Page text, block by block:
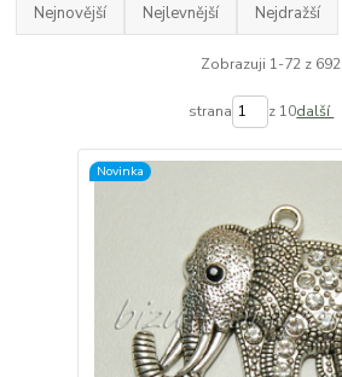
Nejnovější Nejlevnější Nejdražší
Zobrazuji 1-72 z 692
strana z 10další
Novinka